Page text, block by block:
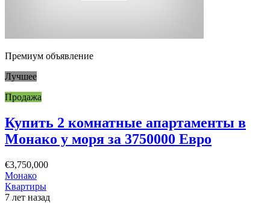
Премиум объявление
Лучшее
Продажа
Купить 2 комнатные апартаменты в
Монако у моря за 3750000 Евро
€3,750,000
Монако
Квартиры
7 лет назад